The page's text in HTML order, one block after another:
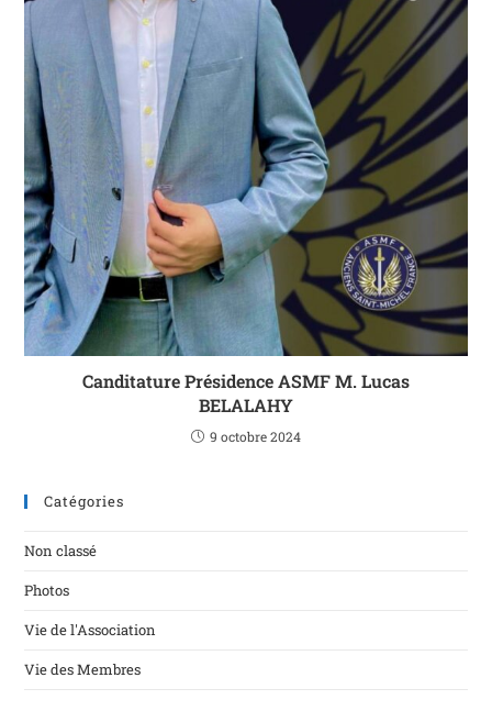
Canditature Présidence ASMF M. Lucas
BELALAHY
9 octobre 2024
Catégories
Non classé
Photos
Vie de l'Association
Vie des Membres